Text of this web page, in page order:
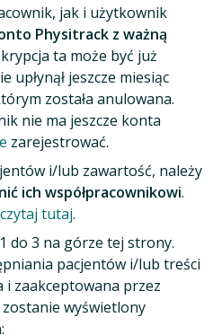
jak i użytkownik
Physitrack z ważną
ta może być już
upłynął jeszcze miesiąc
została anulowana.
nie ma jeszcze konta
zarejestrować.
i/lub zawartość, należy
ich współpracownikowi.
tutaj.
do 3 na górze tej strony.
pacjentów i/lub treści
i zaakceptowana przez
wyświetlony